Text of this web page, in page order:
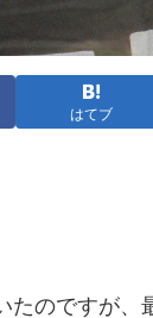
はてブ
たのですが